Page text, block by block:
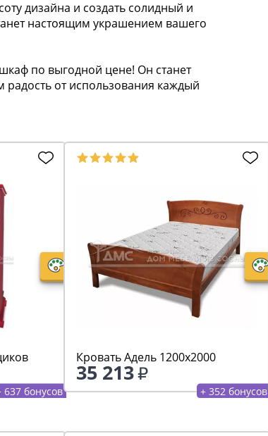
дизайна и создать солидный и
настоящим украшением вашего
по выгодной цене! Он станет
от использования каждый
637 бонусов
Кровать Адель 1200х2000
35 213
+ 352 бонусов